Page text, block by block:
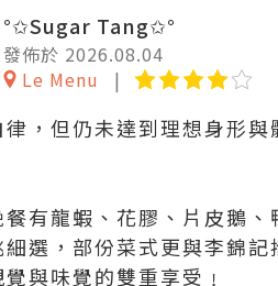
°✩Sugar Tang✩°
發佈於 2026.08.04
Le Menu
律，但仍未達到理想身形
餐有龍蝦、花膠、片皮鵝
細選，部份菜式更與李錦
與味覺的雙重享受﹗